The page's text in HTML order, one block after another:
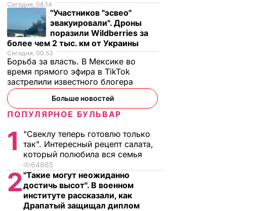
Сегодня, 08.14
"Участников "эсвео"
эвакуировали". Дроны
поразили Wildberries за
более чем 2 тыс. км от Украины
Сегодня, 00.53
Борьба за власть. В Мексике во
время прямого эфира в TikTok
застрелили известного блогера
Больше новостей
ПОПУЛЯРНОЕ БУЛЬВАР
1
"Свеклу теперь готовлю только
так". Интересный рецепт салата,
который полюбила вся семья
64865
2"Такие могут неожиданно
достичь высот". В военном
институте рассказали, как
Драпатый защищал диплом